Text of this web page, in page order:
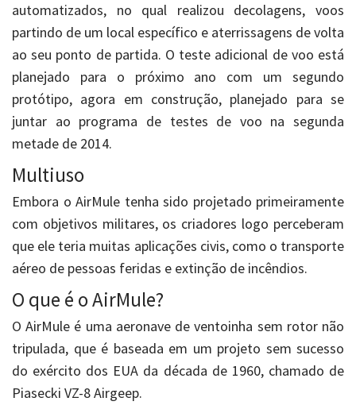
automatizados, no qual realizou decolagens, voos
partindo de um local específico e aterrissagens de volta
ao seu ponto de partida. O teste adicional de voo está
planejado para o próximo ano com um segundo
protótipo, agora em construção, planejado para se
juntar ao programa de testes de voo na segunda
metade de 2014.
Multiuso
Embora o AirMule tenha sido projetado primeiramente
com objetivos militares, os criadores logo perceberam
que ele teria muitas aplicações civis, como o transporte
aéreo de pessoas feridas e extinção de incêndios.
O que é o AirMule?
O AirMule é uma aeronave de ventoinha sem rotor não
tripulada, que é baseada em um projeto sem sucesso
do exército dos EUA da década de 1960, chamado de
Piasecki VZ-8 Airgeep.